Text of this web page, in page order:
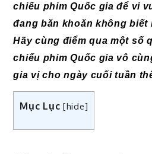
chiếu phim Quốc giađể vi
đang băn khoăn không biết
Hãy cùng điểm qua một số
chiếu phim Quốc gia vô
gia vị cho ngày cuối tuần
Mục Lục [hide]